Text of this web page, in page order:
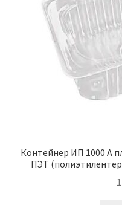
Контейнер ИП 1000 А
ПЭТ